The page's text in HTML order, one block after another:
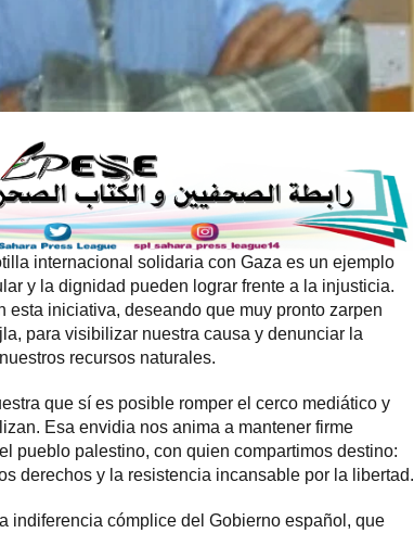
internacional solidaria con Gaza es un ejemplo
y la dignidad pueden lograr frente a la injusticia.
esta iniciativa, deseando que muy pronto zarpen
para visibilizar nuestra causa y denunciar la
recursos naturales.
que sí es posible romper el cerco mediático y
Esa envidia nos anima a mantener firme
pueblo palestino, con quien compartimos destino:
derechos y la resistencia incansable por la libertad.
indiferencia cómplice del Gobierno español, que